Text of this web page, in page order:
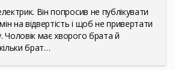
Він попросив не публікувати
на відвертість і щоб не привертати
Чоловік має хворого брата й
брат…